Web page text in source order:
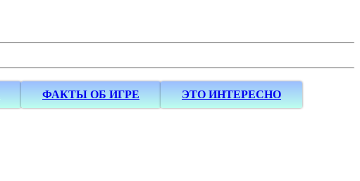
ФАКТЫ ОБ ИГРЕ ЭТО ИНТЕРЕСНО